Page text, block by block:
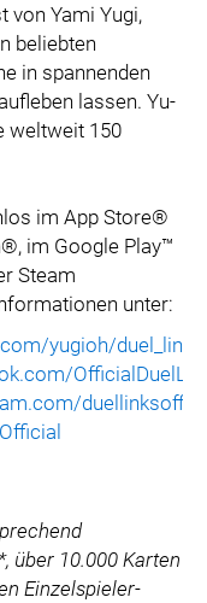
von Yami Yugi,
beliebten
in spannenden
lassen. Yu-
weltweit 150
im App Store®
im Google Play™
Steam
unter:
yugioh/
über 10.000 Karten
Einzelspieler-